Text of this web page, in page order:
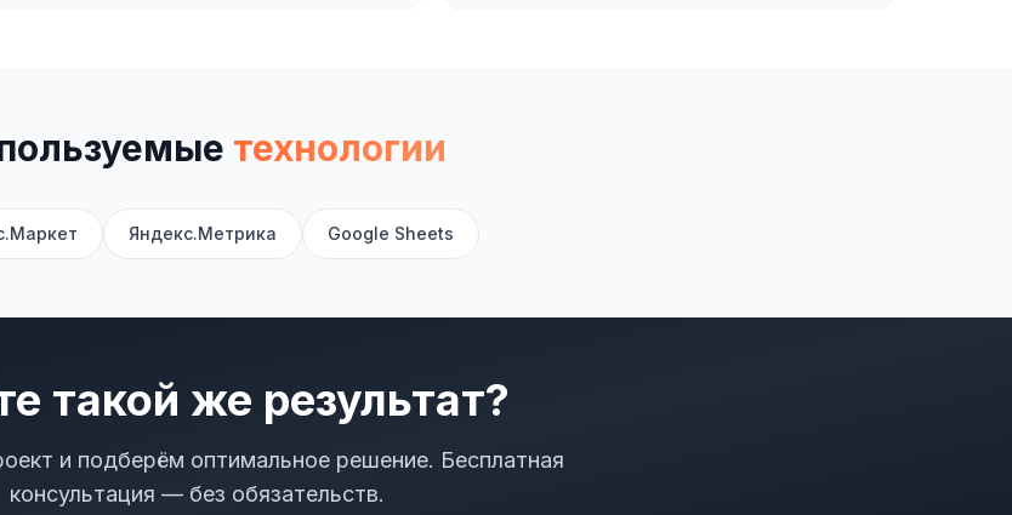
технологии
Яндекс.Метрика Google Sheets
такой же результат?
и подберём оптимальное решение. Бесплатная
консультация — без обязательств.